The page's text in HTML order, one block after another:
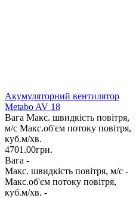
Акумуляторний вентилятор
Metabo AV 18
Вага Макс. швидкість повітря,
м/с Макс.об'єм потоку повітря,
куб.м/хв.
4701.00грн.
Вага -
Макс. швидкість повітря, м/с -
Макс.об'єм потоку повітря,
куб.м/хв. -